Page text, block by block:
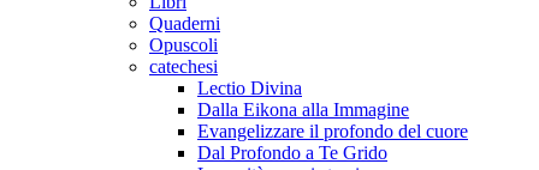
Quaderni
Opuscoli
catechesi
Lectio Divina
Dalla Eikona alla Immagine
Evangelizzare il profondo del cuore
Dal Profondo a Te Grido